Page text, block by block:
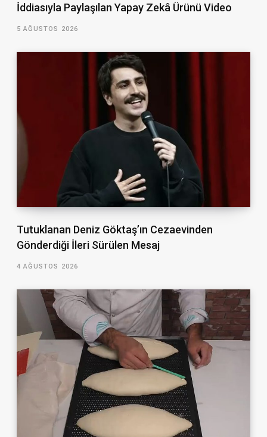
İddiasıyla Paylaşılan Yapay Zekâ Ürünü Video
5 AĞUSTOS 2026
Tutuklanan Deniz Göktaş’ın Cezaevinden
Gönderdiği İleri Sürülen Mesaj
4 AĞUSTOS 2026